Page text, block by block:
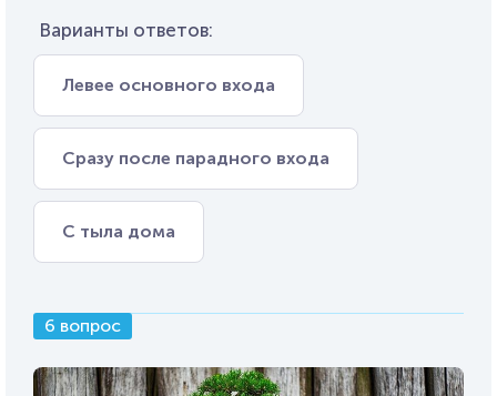
Варианты ответов:
Левее основного входа
Сразу после парадного входа
С тыла дома
6 вопрос